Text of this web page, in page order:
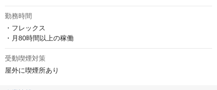
勤務時間
・フレックス
・月80時間以上の稼働
受動喫煙対策
屋外に喫煙所あり